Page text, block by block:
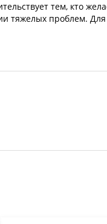
тем, кто
тяжелых проблем.